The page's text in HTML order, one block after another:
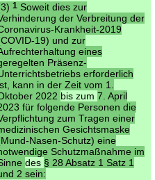
1Soweit dies zur
der Verbreitung der
Krankheit-2019
19) und zur
eines
Präsenz-
erforderlich
kann in der Zeit vom 1.
2022 bis zum 7. April
für folgende Personen die
zum Tragen einer
Gesichtsmaske
Nasen-Schutz) eine
Schutzmaßnahme im
des § 28 Absatz 1 Satz 1
2 sein: